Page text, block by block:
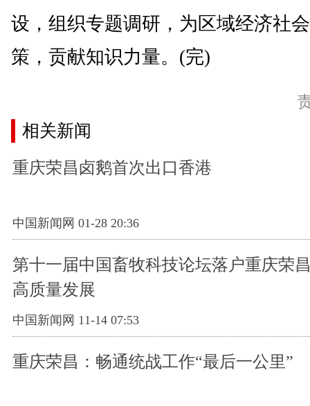
设，组织专题调研，为区域经济社
策，贡献知识力量。(完)
相关新闻
重庆荣昌卤鹅首次出口香港
中国新闻网 01-28 20:36
第十一届中国畜牧科技论坛落户重庆荣
高质量发展
中国新闻网 11-14 07:53
重庆荣昌：畅通统战工作“最后一公里”